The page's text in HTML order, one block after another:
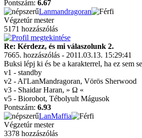
Pontszám: 6.67
Lanmandragoran
Végzetúr mester
5171 hozzászólás
Re: Kérdezz, és mi válaszolunk 2.
7665. hozzászólás - 2011.03.13. 15:29:41
Buksi lépj ki és be a karakterrel, ha ez sem
v1 - standby
v2 - Al'LanMandragoran, Vörös Sherwood
v3 - Shaidar Haran, » Ω «
v5 - Biorobot, Tébolyult Mágusok
Pontszám: 6.93
LanMaffia
Végzetúr mester
3378 hozzászólás